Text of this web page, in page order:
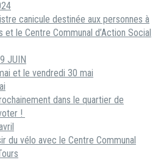
canicule destinée aux personnes à
et le Centre Communal d’Action Social
JUIN
et le vendredi 30 mai
dans le quartier de
!
du vélo avec le Centre Communal